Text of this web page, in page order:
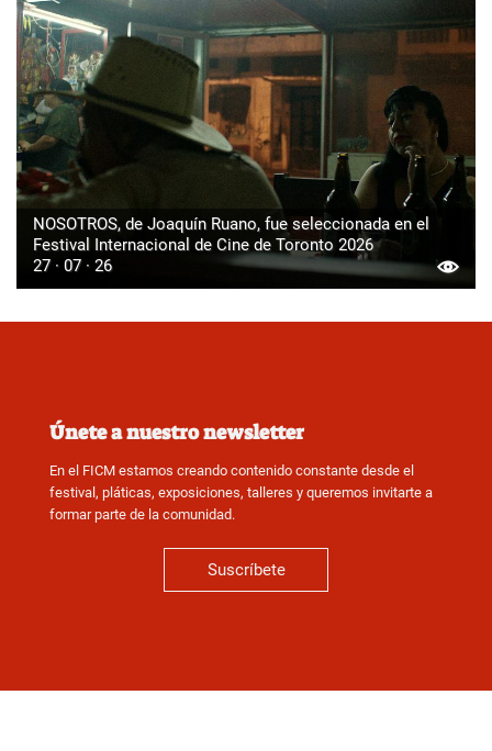
NOSOTROS, de Joaquín Ruano, fue seleccionada en el
Festival Internacional de Cine de Toronto 2026
27 · 07 · 26
Únete a nuestro newsletter
En el FICM estamos creando contenido constante desde el
festival, pláticas, exposiciones, talleres y queremos invitarte a
formar parte de la comunidad.
Suscríbete